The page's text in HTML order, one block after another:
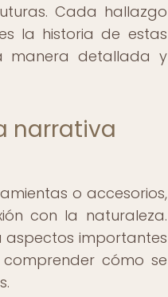
Cada hallazgo
la historia de estas
manera detallada y
narrativa
o accesorios,
con la naturaleza.
aspectos importantes
cómo se